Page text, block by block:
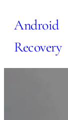
Android
Recovery